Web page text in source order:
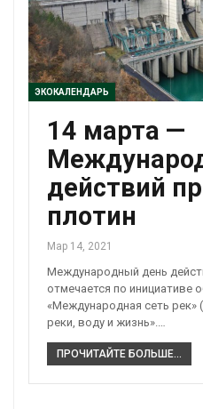
ЭКОКАЛЕНДАРЬ
14 марта —
действий
плотин
Мар 14, 2021
Международный день
отмечается по инициативе
«Международная сеть
реки, воду и жизнь».…
ПРОЧИТАЙТЕ БОЛЬШЕ...